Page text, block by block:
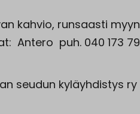
kahvio, runsaasti
Antero puh. 040 173
seudun kyläyhdistys ry